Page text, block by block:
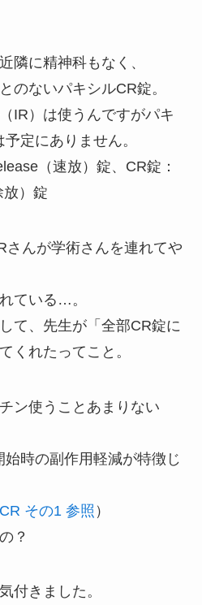
隣に精神科もなく、
のないパキシルCR錠。
IR）は使うんですがパキ
定にありません。
（速放）錠、CR錠：
放）錠
さんが学術さんを連れてや
ている…。
て、先生が「全部CR錠に
くれたってこと。
ン使うことあまりない
時の副作用軽減が特徴じ
その1 参照 ）
？
付きました。